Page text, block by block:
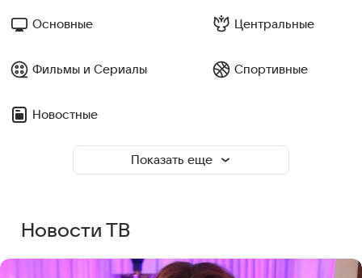
Основные Центральные
Фильмы и Сериалы Спортивные
Новостные
Показать еще
Новости ТВ